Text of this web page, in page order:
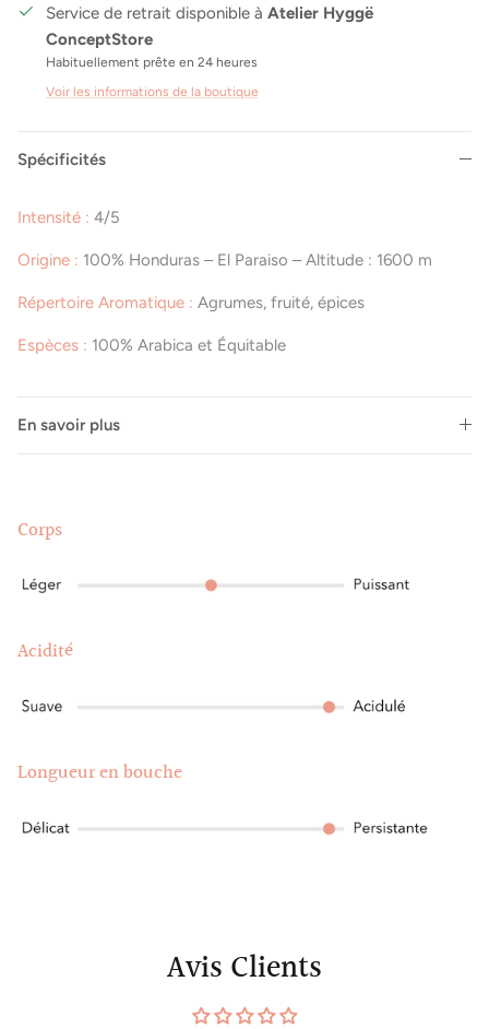
Service de retrait disponible à Atelier Hyggë
ConceptStore
Habituellement prête en 24 heures
Voir les informations de la boutique
Spécificités
Intensité : 4/5
Origine : 100% Honduras – El Paraiso – Altitude : 1600 m
Répertoire Aromatique : Agrumes, fruité, épices
Espèces : 100% Arabica et Équitable
En savoir plus
Corps
Acidité
Longueur en bouche
Avis Clients
exclusives, de conseils personnalisés et d'informations
sur les dernières tendances. Ne ratez rien de l'univers
Hygge !
S’INSCRIRE